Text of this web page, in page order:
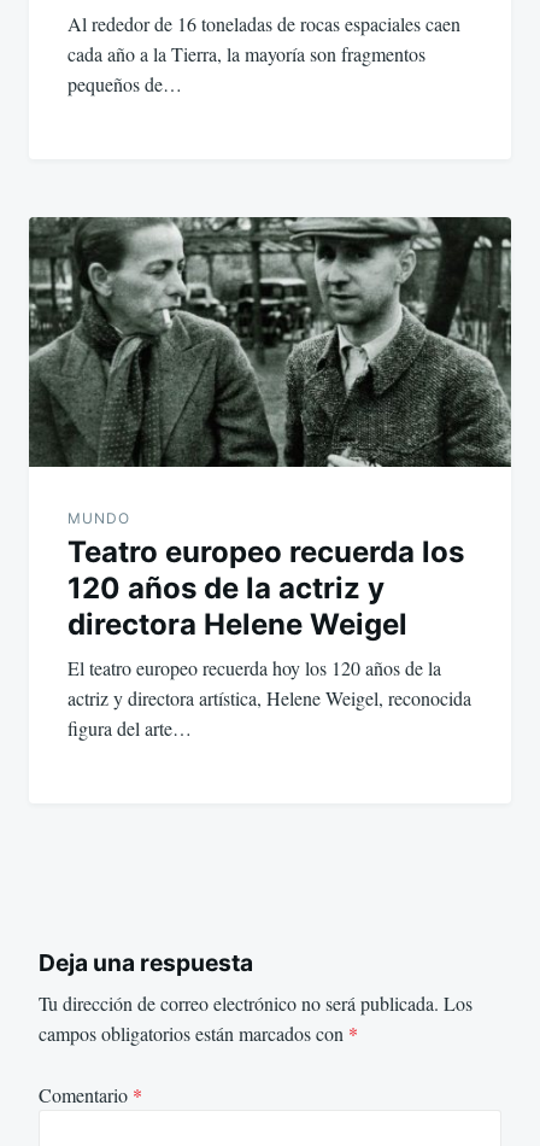
Al rededor de 16 toneladas de rocas espaciales caen
cada año a la Tierra, la mayoría son fragmentos
pequeños de…
MUNDO
Teatro europeo recuerda los
120 años de la actriz y
directora Helene Weigel
El teatro europeo recuerda hoy los 120 años de la
actriz y directora artística, Helene Weigel, reconocida
figura del arte…
Deja una respuesta
Tu dirección de correo electrónico no será publicada. Los
campos obligatorios están marcados con *
Comentario *